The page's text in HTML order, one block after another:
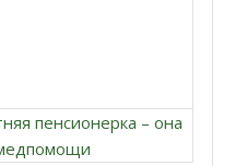
пенсионерка – она